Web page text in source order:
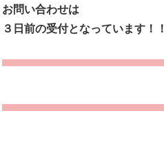
お問い合わせは
３日前の受付となっています！！